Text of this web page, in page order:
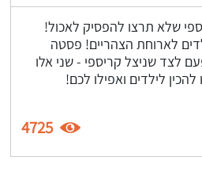
שלא תרצו להפסיק לאכול!
לארוחת הצהריים! פסטה
לצד שניצל קריספי - שני אלו
לילדים ואפילו לכם!
4725